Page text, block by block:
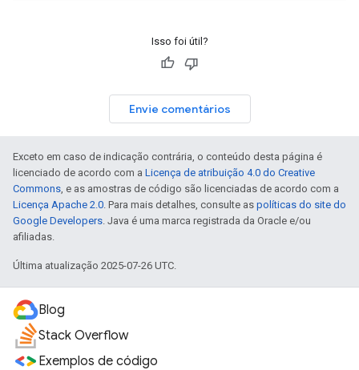
Isso foi útil?
Envie comentários
Exceto em caso de indicação contrária, o conteúdo desta página é
licenciado de acordo com a Licença de atribuição 4.0 do Creative
Commons, e as amostras de código são licenciadas de acordo com a
Licença Apache 2.0. Para mais detalhes, consulte as políticas do site do
Google Developers. Java é uma marca registrada da Oracle e/ou
afiliadas.
Última atualização 2025-07-26 UTC.
Blog
Stack Overflow
Exemplos de código